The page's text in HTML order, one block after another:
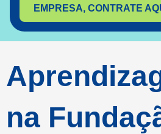
EMPRESA, CONTRATE
na